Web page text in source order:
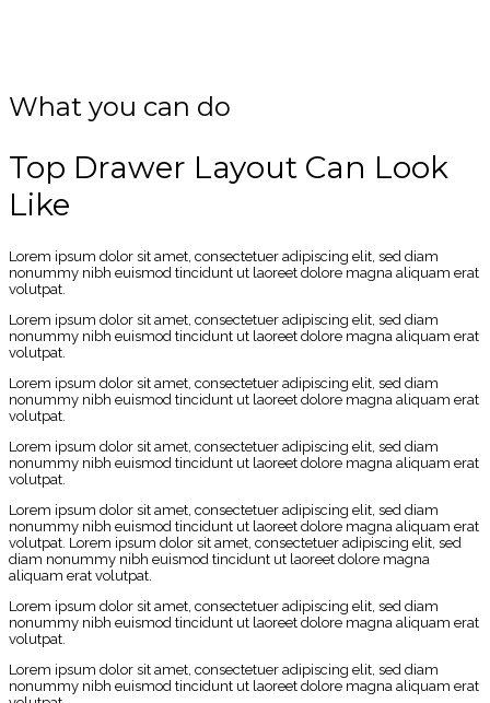
What you can do
Top Drawer Layout Can Look
Like
Lorem ipsum dolor sit amet, consectetuer adipiscing elit, sed diam
nonummy nibh euismod tincidunt ut laoreet dolore magna aliquam erat
volutpat.
Lorem ipsum dolor sit amet, consectetuer adipiscing elit, sed diam
nonummy nibh euismod tincidunt ut laoreet dolore magna aliquam erat
volutpat.
Lorem ipsum dolor sit amet, consectetuer adipiscing elit, sed diam
nonummy nibh euismod tincidunt ut laoreet dolore magna aliquam erat
volutpat.
Lorem ipsum dolor sit amet, consectetuer adipiscing elit, sed diam
nonummy nibh euismod tincidunt ut laoreet dolore magna aliquam erat
volutpat.
Lorem ipsum dolor sit amet, consectetuer adipiscing elit, sed diam
nonummy nibh euismod tincidunt ut laoreet dolore magna aliquam erat
volutpat. Lorem ipsum dolor sit amet, consectetuer adipiscing elit, sed
diam nonummy nibh euismod tincidunt ut laoreet dolore magna
aliquam erat volutpat.
Lorem ipsum dolor sit amet, consectetuer adipiscing elit, sed diam
nonummy nibh euismod tincidunt ut laoreet dolore magna aliquam erat
volutpat.
Lorem ipsum dolor sit amet, consectetuer adipiscing elit, sed diam
nonummy nibh euismod tincidunt ut laoreet dolore magna aliquam erat